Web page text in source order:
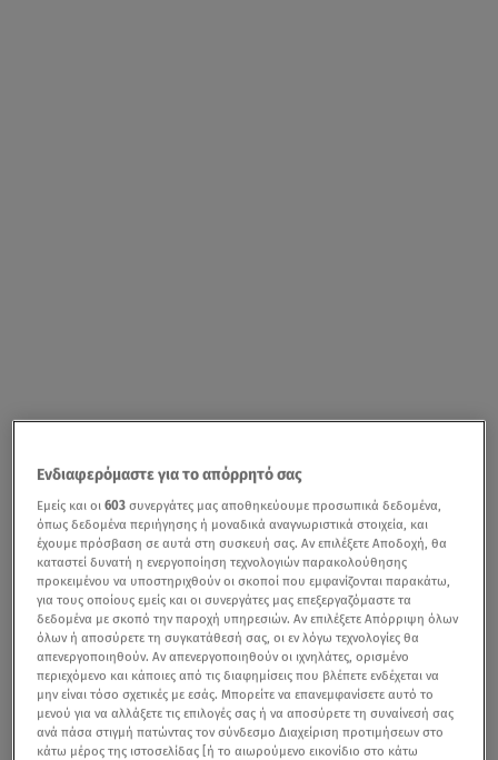
Ενδιαφερόμαστε για το απόρρητό σας
Εμείς και οι603 συνεργάτες μας αποθηκεύουμε προσωπικά δεδομένα,
όπως δεδομένα περιήγησης ή μοναδικά αναγνωριστικά στοιχεία, και
έχουμε πρόσβαση σε αυτά στη συσκευή σας. Αν επιλέξετε Αποδοχή, θα
καταστεί δυνατή η ενεργοποίηση τεχνολογιών παρακολούθησης
προκειμένου να υποστηριχθούν οι σκοποί που εμφανίζονται παρακάτω,
για τους οποίους εμείς και οι συνεργάτες μας επεξεργαζόμαστε τα
δεδομένα με σκοπό την παροχή υπηρεσιών. Αν επιλέξετε Απόρριψη όλων
όλων ή αποσύρετε τη συγκατάθεσή σας, οι εν λόγω τεχνολογίες θα
απενεργοποιηθούν. Αν απενεργοποιηθούν οι ιχνηλάτες, ορισμένο
περιεχόμενο και κάποιες από τις διαφημίσεις που βλέπετε ενδέχεται να
μην είναι τόσο σχετικές με εσάς. Μπορείτε να επανεμφανίσετε αυτό το
μενού για να αλλάξετε τις επιλογές σας ή να αποσύρετε τη συναίνεσή σας
ανά πάσα στιγμή πατώντας τον σύνδεσμο Διαχείριση προτιμήσεων στο
κάτω μέρος της ιστοσελίδας [ή το αιωρούμενο εικονίδιο στο κάτω